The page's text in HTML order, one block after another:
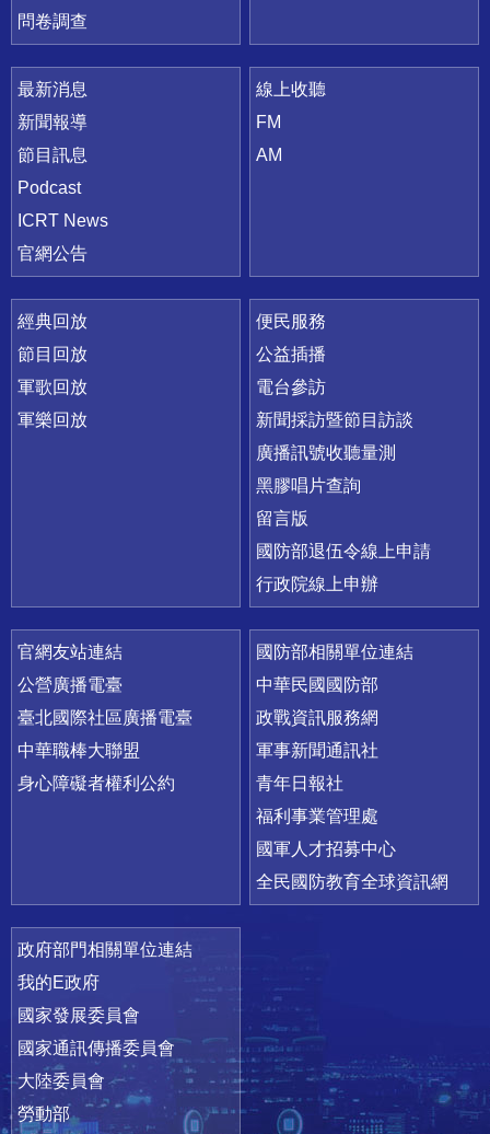
問卷調查
最新消息
新聞報導
節目訊息
Podcast
ICRT News
官網公告
線上收聽
FM
AM
經典回放
節目回放
軍歌回放
軍樂回放
便民服務
公益插播
電台參訪
新聞採訪暨節目訪談
廣播訊號收聽量測
黑膠唱片查詢
留言版
國防部退伍令線上申請
行政院線上申辦
官網友站連結
公營廣播電臺
臺北國際社區廣播電臺
中華職棒大聯盟
身心障礙者權利公約
國防部相關單位連結
中華民國國防部
政戰資訊服務網
軍事新聞通訊社
青年日報社
福利事業管理處
國軍人才招募中心
全民國防教育全球資訊網
政府部門相關單位連結
我的E政府
國家發展委員會
國家通訊傳播委員會
大陸委員會
勞動部